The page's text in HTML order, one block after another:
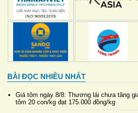
BÀI ĐỌC NHIỀU NHẤT
Giá tôm ngày 8/8: Thương lái chưa tăng
tôm 20 con/kg đạt 175.000 đồng/kg